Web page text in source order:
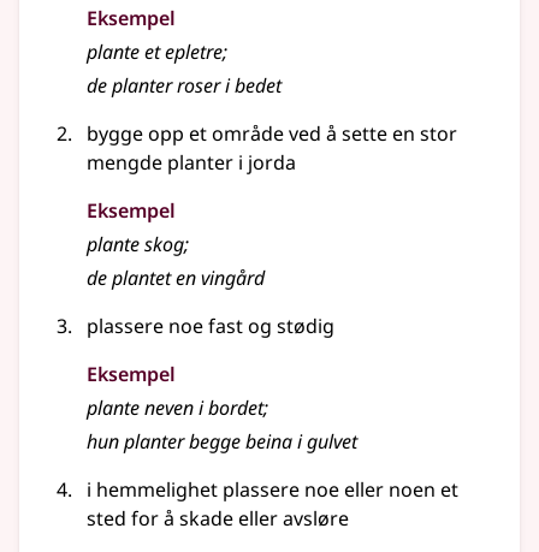
Eksempel
plante et epletre;
de planter roser i bedet
bygge opp et område ved å sette en stor
mengde planter i jorda
Eksempel
planteskog;
de plantet en vingård
plassere noe fast og stødig
Eksempel
planteneven i bordet;
hunplanterbegge beina i gulvet
i hemmelighet plassere noe eller noen et
sted for å skade eller avsløre